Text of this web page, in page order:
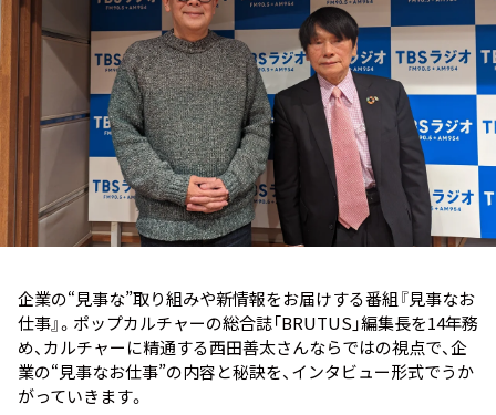
企業の“見事な”取り組みや新情報をお届けする番組『見事なお
仕事』。ポップカルチャーの総合誌「BRUTUS」編集長を14年務
め、カルチャーに精通する西田善太さんならではの視点で、企
業の“見事なお仕事”の内容と秘訣を、インタビュー形式でうか
がっていきます。